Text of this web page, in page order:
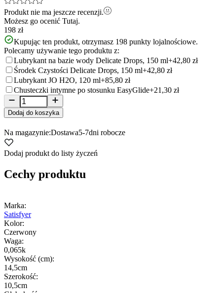
Produkt nie ma jeszcze recenzji.
Możesz go ocenić Tutaj.
198 zł
Kupując ten produkt, otrzymasz 198 punkty lojalnościowe.
Polecamy używanie tego produktu z:
Lubrykant na bazie wody Delicate Drops, 150 ml+42,80 zł
Środek Czystości Delicate Drops, 150 ml+42,80 zł
Lubrykant JO H2O, 120 ml+85,80 zł
Chusteczki intymne po stosunku EasyGlide+21,30 zł
Dodaj do koszyka
Na magazynie:Dostawa5-7dni robocze
Dodaj produkt do listy życzeń
Cechy produktu
Marka:
Satisfyer
Kolor:
Czerwony
Waga:
0,065k
Wysokość (cm):
14,5cm
Szerokość:
10,5cm